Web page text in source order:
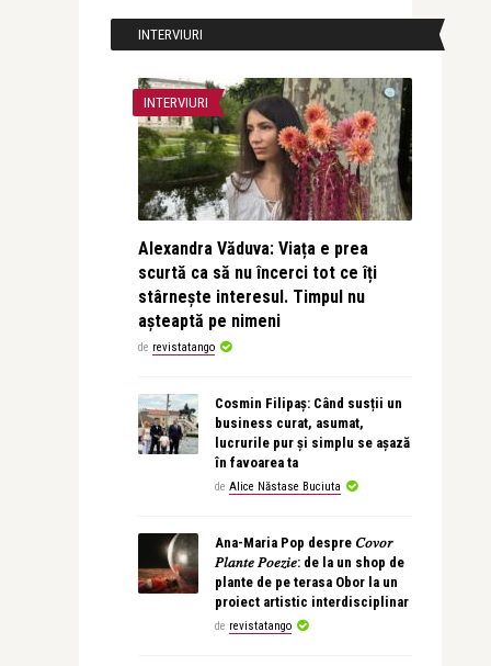
INTERVIURI
INTERVIURI
Alexandra Văduva: Viața e prea
scurtă ca să nu încerci tot ce îți
stârnește interesul. Timpul nu
așteaptă pe nimeni
de revistatango
Cosmin Filipaș: Când susții un
business curat, asumat,
lucrurile pur și simplu se așază
în favoarea ta
de Alice Năstase Buciuta
Ana-Maria Pop despre 𝐶𝑜𝑣𝑜𝑟
𝑃𝑙𝑎𝑛𝑡𝑒 𝑃𝑜𝑒𝑧𝑖𝑒: de la un shop de
plante de pe terasa Obor la un
proiect artistic interdisciplinar
de revistatango